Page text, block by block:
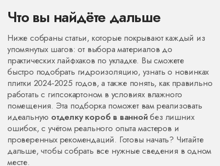
Что вы найдёте дальше
Ниже собраны статьи, которые покрывают каждый из
упомянутых шагов: от выбора материалов до
практических лайфхаков по укладке. Вы сможете
быстро подобрать гидроизоляцию, узнать о новинках
плитки 2024‑2025 годов, а также понять, как правильно
работать с гипсокартоном в условиях влажного
помещения. Эта подборка поможет вам реализовать
идеальную отделку короб в ваннойбез лишних
ошибок, с учётом реального опыта мастеров и
проверенных рекомендаций. Готовы начать? Читайте
дальше, чтобы собрать все нужные сведения в одном
месте.